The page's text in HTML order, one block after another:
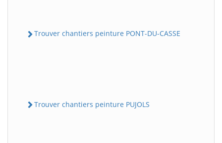
Trouver chantiers peinture PONT-DU-CASSE
Trouver chantiers peinture PUJOLS